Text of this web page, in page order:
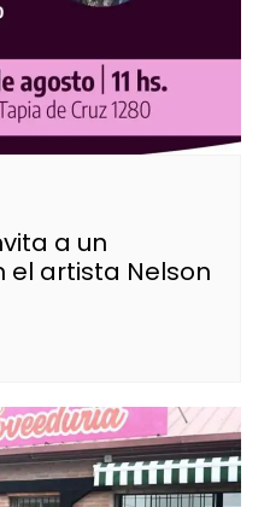
a un
el artista Nelson